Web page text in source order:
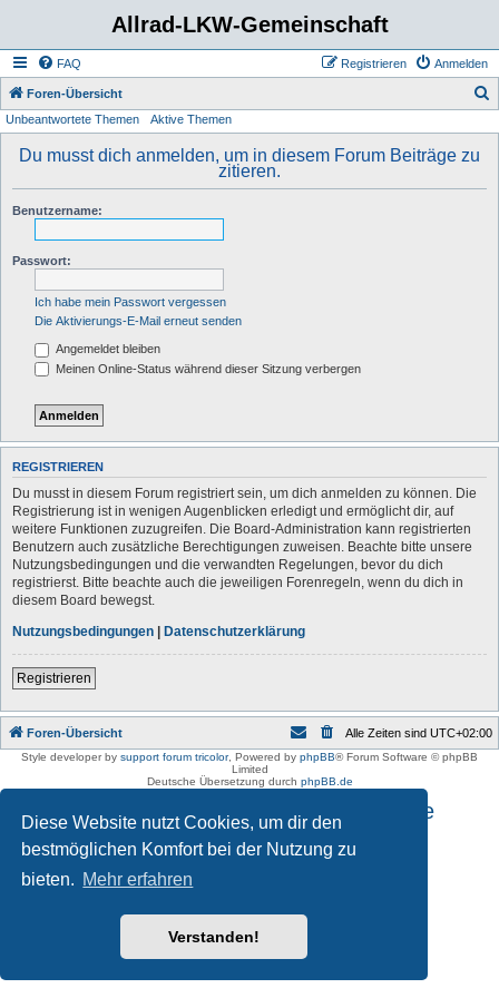
Diese Website nutzt Cookies, um dir den
bestmöglichen Komfort bei der Nutzung zu
bieten. Mehr erfahren
Verstanden!
Allrad-LKW-Gemeinschaft
FAQ Anmelden
Registrieren
Foren-Übersicht
Unbeantwortete Themen Aktive Themen
Du musst dich anmelden, um in diesem Forum Beiträge zu
zitieren.
Benutzername:
Passwort:
Ich habe mein Passwort vergessen
Die Aktivierungs-E-Mail erneut senden
Angemeldet bleiben
Meinen Online-Status während dieser Sitzung verbergen
REGISTRIEREN
Du musst in diesem Forum registriert sein, um dich anmelden zu können. Die
Registrierung ist in wenigen Augenblicken erledigt und ermöglicht dir, auf
weitere Funktionen zuzugreifen. Die Board-Administration kann registrierten
Benutzern auch zusätzliche Berechtigungen zuweisen. Beachte bitte unsere
Nutzungsbedingungen und die verwandten Regelungen, bevor du dich
registrierst. Bitte beachte auch die jeweiligen Forenregeln, wenn du dich in
diesem Board bewegst.
Nutzungsbedingungen | Datenschutzerklärung
Registrieren
Foren-Übersicht Alle Zeiten sind UTC+02:00
Style developer by support forum tricolor, Powered by phpBB® Forum Software © phpBB
Limited
Deutsche Übersetzung durch phpBB.de
Impressum und Datenschutzhinweise